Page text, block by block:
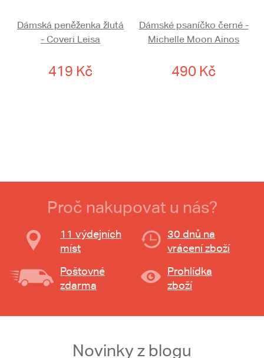
Dámská peněženka žlutá
- Coveri Leisa
419 Kč
Dámské psaníčko černé -
Michelle Moon Ainos
490 Kč
Proč nakupovat u nás?
11 výdejních
míst
30 dnů na
vrácení zboží
Poštovné
zdarma
Prohlídka
zboží
Novinky z blogu